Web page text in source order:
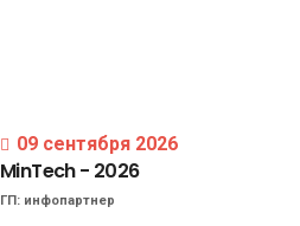
09 сентября 2026
MinTech- 2026
ГП: инфопартнер